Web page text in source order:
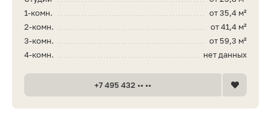
от 35,4 м²
1-комн.
от 41,4 м²
2-комн.
от 59,3 м²
3-комн.
нет данных
4-комн.
+7 495 432 •• ••